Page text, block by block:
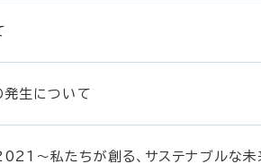
発生について
私たちが創る、サステナブルな未来